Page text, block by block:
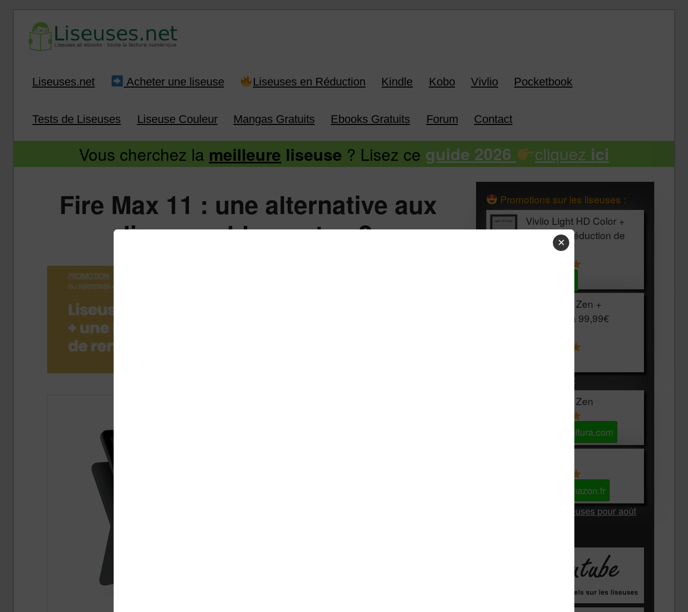
Infos sur les liseuses Kindle, Kobo, Vivlio, Pocketbook
Liseuses.net Acheter une liseuse Liseuses en Réduction Kindle Kobo Vivlio Pocketbook
Tests de Liseuses Liseuse Couleur Mangas Gratuits Ebooks Gratuits Forum Contact
Vous cherchez la meilleure liseuse ? Lisez ce guide 2026 cliquez ici
Fire Max 11 : une alternative aux
liseuses bloc-notes ?
Promotions sur les liseuses :
Vivlio Light HD Color +
HOUSSE réduction de
Vivlio Light Zen +
HOUSSE à 99,99€
Les accessibles :
Vivlio Light Zen
Voir sur Cultura.com
Voir sur Amazon.fr
Les Meilleures liseuses pour août
✕